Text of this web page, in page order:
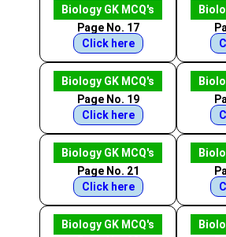
Biology GK MCQ's
Page No. 17
Click here
Biology GK MCQ's
Page No. 19
Click here
Biology GK MCQ's
Page No. 21
Click here
Biology GK MCQ's